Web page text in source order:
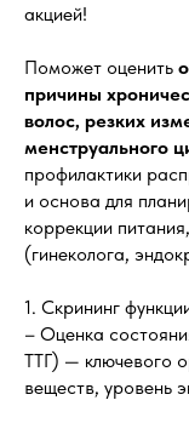
акцией!
Поможет оценить
причины
волос, резких
менструального
профилактики
и основа для
коррекции
(гинеколога,
1. Скрининг
– Оценка
ТТГ) — ключевого
веществ, уровень